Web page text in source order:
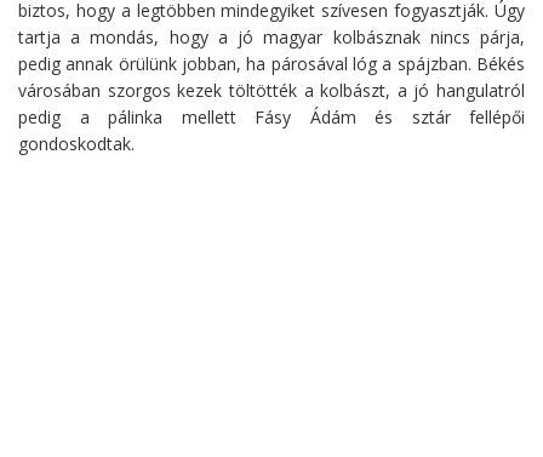
biztos, hogy a legtöbben mindegyiket szívesen fogyasztják. Úgy
tartja a mondás, hogy a jó magyar kolbásznak nincs párja,
pedig annak örülünk jobban, ha párosával lóg a spájzban. Békés
városában szorgos kezek töltötték a kolbászt, a jó hangulatról
pedig a pálinka mellett Fásy Ádám és sztár fellépői
gondoskodtak.